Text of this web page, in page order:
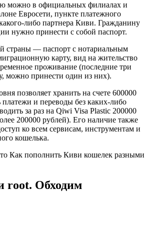
можно в официальных филиалах и
Евросети, пункте платежного
либо партнера Киви. Гражданину
нужно принести с собой паспорт.
страны — паспорт с нотариальным
карту, вид на жительство
проживание (последние три
можно принести один из них).
позволяет хранить на счете 600000
платежи и переводы без каких-либо
за раз на Qiwi Visa Plastic 200000
200000 рублей). Его наличие также
ко всем сервисам, инструментам и
кошелька.
Как пополнить Киви кошелек разными
root. Обходим